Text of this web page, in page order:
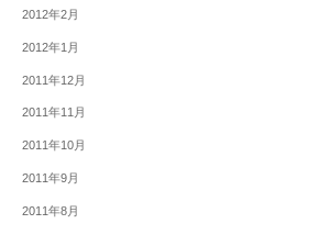
2012年2月
2012年1月
2011年12月
2011年11月
2011年10月
2011年9月
2011年8月